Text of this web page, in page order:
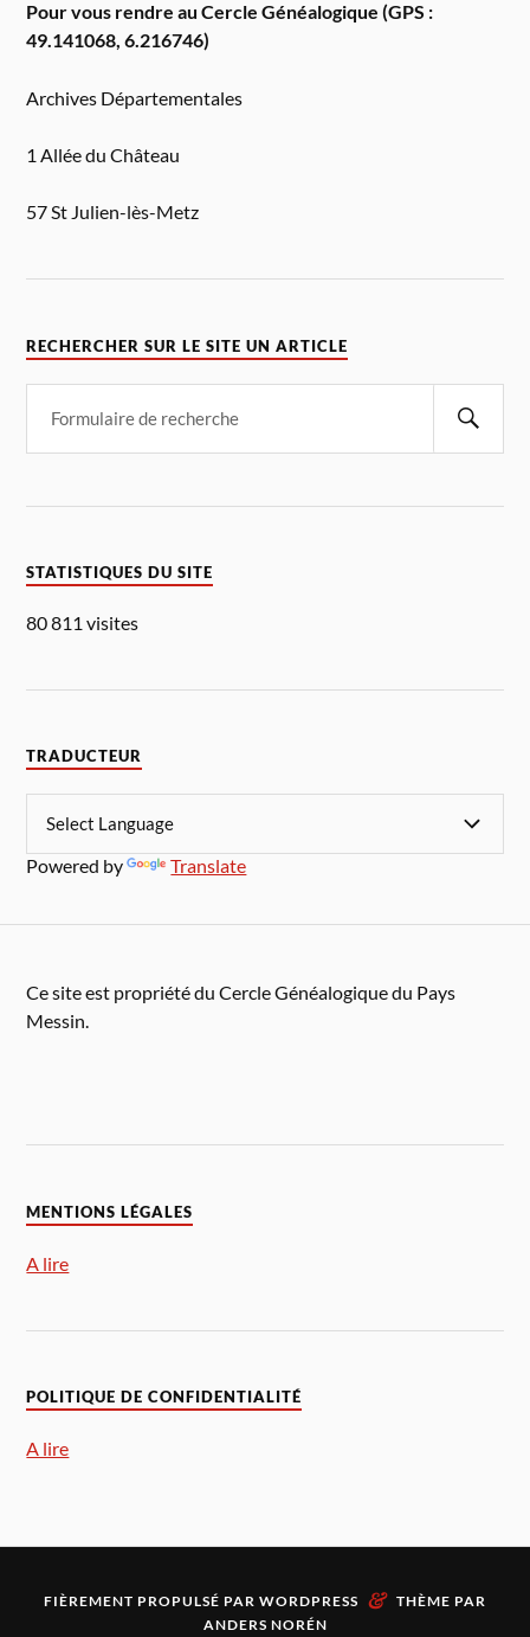
Pour vous rendre au Cercle Généalogique (GPS :
49.141068, 6.216746)
Archives Départementales
1 Allée du Château
57 St Julien-lès-Metz
RECHERCHER SUR LE SITE UN ARTICLE
STATISTIQUES DU SITE
80 811 visites
TRADUCTEUR
Powered by Translate
Ce site est propriété du Cercle Généalogique du Pays
Messin.
MENTIONS LÉGALES
A lire
POLITIQUE DE CONFIDENTIALITÉ
A lire
FIÈREMENT PROPULSÉ PAR WORDPRESS & THÈME PAR
ANDERS NORÉN